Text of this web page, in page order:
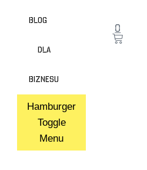
Blog
Dla
Biznesu
Hamburger
Toggle
Menu
0